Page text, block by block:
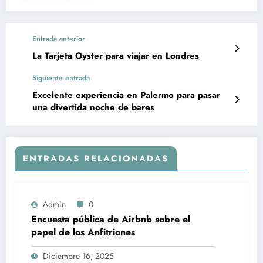
Entrada anterior
La Tarjeta Oyster para viajar en Londres
Siguiente entrada
Excelente experiencia en Palermo para pasar
una divertida noche de bares
ENTRADAS RELACIONADAS
Admin 0
Encuesta pública de Airbnb sobre el
papel de los Anfitriones
Diciembre 16, 2025